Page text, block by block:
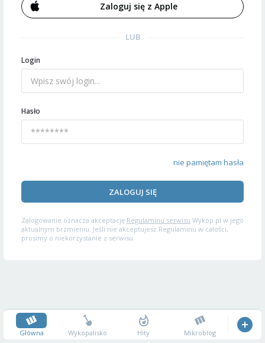
Zaloguj się z Apple
LUB
Login
Hasło
nie pamiętam hasła
ZALOGUJ SIĘ
Zalogowanie oznacza akceptację Regulaminu serwisu Wykop.pl w jego
aktualnym brzmieniu. Jeśli nie akceptujesz Regulaminu w całości,
prosimy o niekorzystanie z serwisu.
Główna Wykopalisko Hity Mikroblog